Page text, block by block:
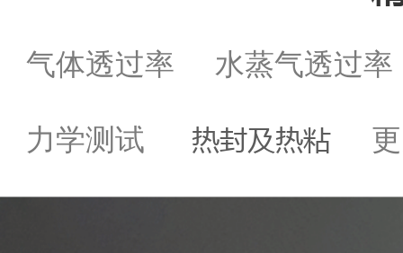
气体透过率 水蒸气透过
力学测试 热封及热粘